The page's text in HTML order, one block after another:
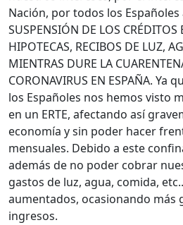
Nación, por todos los Españoles
SUSPENSIÓN DE LOS CRÉDITOS
HIPOTECAS, RECIBOS DE LUZ,
MIENTRAS DURE LA
CORONAVIRUS EN ESPAÑA. Ya
los Españoles nos hemos visto
en un ERTE, afectando así
economía y sin poder hacer
mensuales. Debido a este
además de no poder cobrar
gastos de luz, agua, comida,
aumentados, ocasionando más
ingresos.